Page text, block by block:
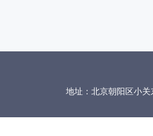
地址：北京朝阳区小